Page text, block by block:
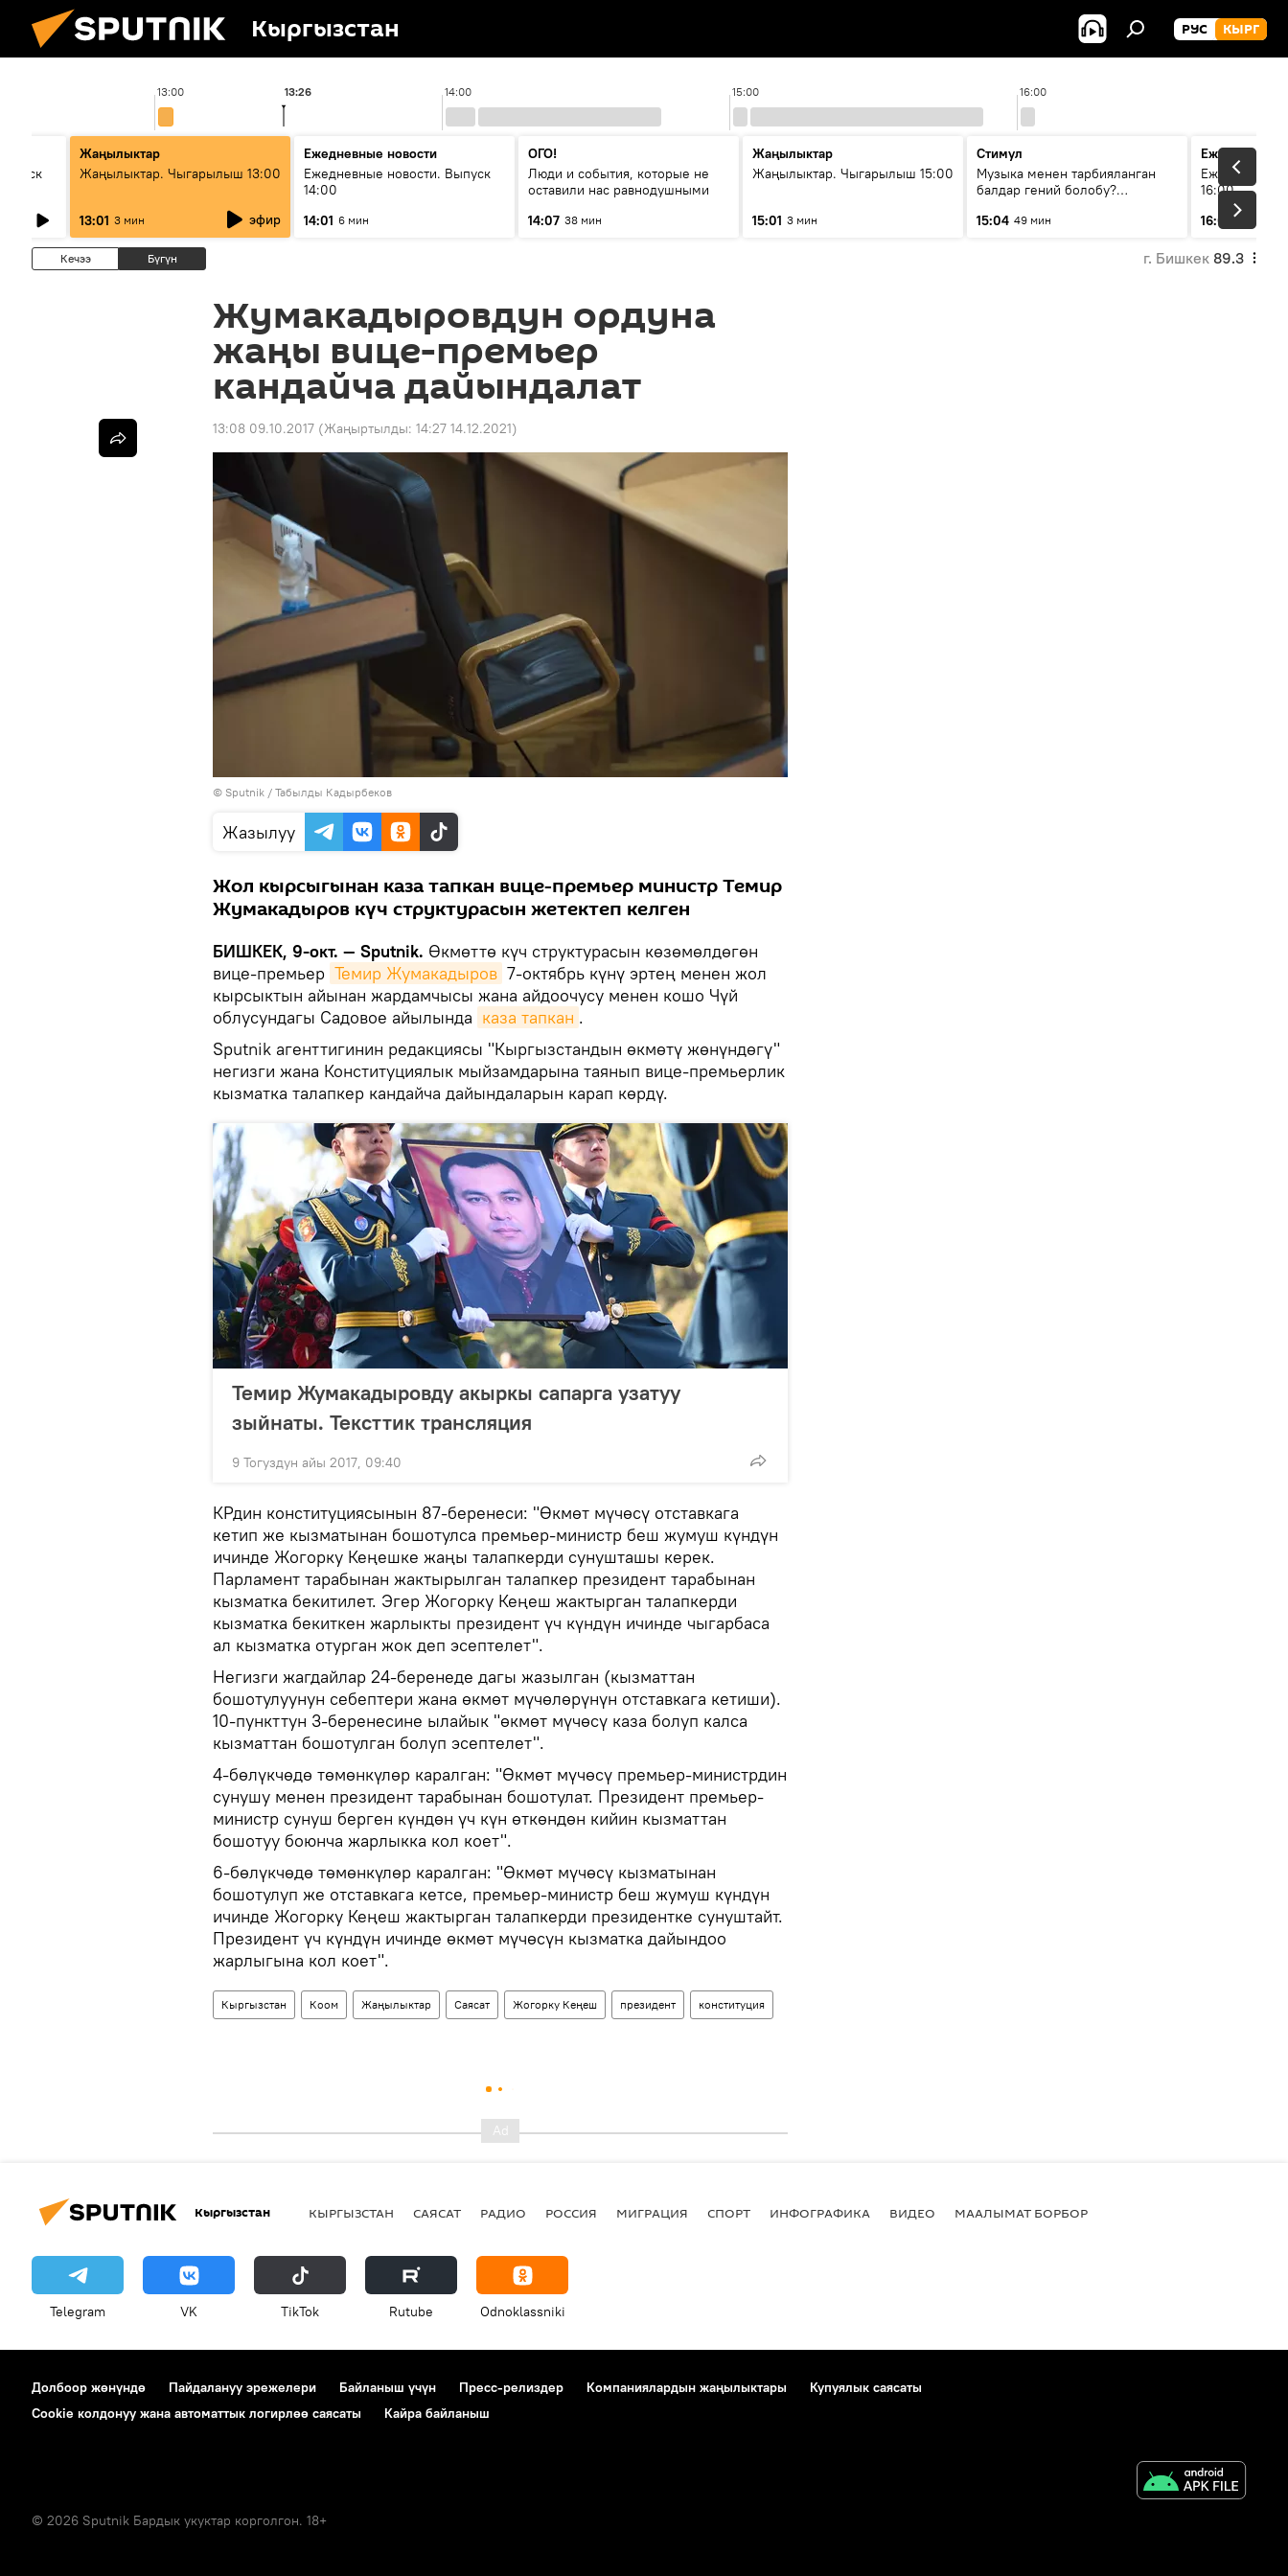
Кыргызстан РУС КЫРГ
13:00 14:00 15:00 16:00
13:26
Жаңылыктар
Жаңылыктар. Чыгарылыш 13:00
13:01 3 мин эфир
Ежедневные новости
Ежедневные новости. Выпуск
14:00
14:01 6 мин
ОГО!
Люди и события, которые не
оставили нас равнодушными
14:07 38 мин
Жаңылыктар
Жаңылыктар. Чыгарылыш 15:00
15:01 3 мин
Стимул
Музыка менен тарбияланган
балдар гений болобу?
музыканын орду
15:04 49 мин
Ежедневные
Ежедневные
16:00
16:01
3 мин
Кечээ Бүгүн г. Бишкек 89.3
Жумакадыровдун ордуна
жаңы вице-премьер
кандайча дайындалат
13:08 09.10.2017 (Жаңыртылды: 14:27 14.12.2021)
© Sputnik / Табылды Кадырбеков
Жазылуу
Жол кырсыгынан каза тапкан вице-премьер министр Темир
Жумакадыров күч структурасын жетектеп келген
БИШКЕК, 9-окт. — Sputnik. Өкмөттө күч структурасын көзөмөлдөгөн
вице-премьер Темир Жумакадыров 7-октябрь күнү эртең менен жол
кырсыктын айынан жардамчысы жана айдоочусу менен кошо Чүй
облусундагы Садовое айылында каза тапкан .
Sputnik агенттигинин редакциясы "Кыргызстандын өкмөтү жөнүндөгү"
негизги жана Конституциялык мыйзамдарына таянып вице-премьерлик
кызматка талапкер кандайча дайындаларын карап көрдү.
Темир Жумакадыровду акыркы сапарга узатуу
зыйнаты. Тексттик трансляция
9 Тогуздун айы 2017, 09:40
КРдин конституциясынын 87-беренеси: "Өкмөт мүчөсү отставкага
кетип же кызматынан бошотулса премьер-министр беш жумуш күндүн
ичинде Жогорку Кеңешке жаңы талапкерди сунушташы керек.
Парламент тарабынан жактырылган талапкер президент тарабынан
кызматка бекитилет. Эгер Жогорку Кеңеш жактырган талапкерди
кызматка бекиткен жарлыкты президент үч күндүн ичинде чыгарбаса
ал кызматка отурган жок деп эсептелет".
Негизги жагдайлар 24-беренеде дагы жазылган (кызматтан
бошотулуунун себептери жана өкмөт мүчөлөрүнүн отставкага кетиши).
10-пункттун 3-беренесине ылайык "өкмөт мүчөсү каза болуп калса
кызматтан бошотулган болуп эсептелет".
4-бөлүкчөдө төмөнкүлөр каралган: "Өкмөт мүчөсү премьер-министрдин
сунушу менен президент тарабынан бошотулат. Президент премьер-
министр сунуш берген күндөн үч күн өткөндөн кийин кызматтан
бошотуу боюнча жарлыкка кол коет".
6-бөлүкчөдө төмөнкүлөр каралган: "Өкмөт мүчөсү кызматынан
бошотулуп же отставкага кетсе, премьер-министр беш жумуш күндүн
ичинде Жогорку Кеңеш жактырган талапкерди президентке сунуштайт.
Президент үч күндүн ичинде өкмөт мүчөсүн кызматка дайындоо
жарлыгына кол коет".
Кыргызстан Коом Жаңылыктар Саясат Жогорку Кеңеш президент конституция
Кыргызстан КЫРГЫЗСТАН САЯСАТ РАДИО РОССИЯ МИГРАЦИЯ СПОРТ ИНФОГРАФИКА ВИДЕО МААЛЫМАТ БОРБОР
Telegram VK ТikТоk Rutube Odnoklassniki
Долбоор жөнүндө Пайдалануу эрежелери Байланыш үчүн Пресс-релиздер Компаниялардын жаңылыктары
Купуялык саясаты
Cookie колдонуу жана автоматтык логирлөө саясаты
Кайра байланыш
© 2026 Sputnik Бардык укуктар корголгон. 18+